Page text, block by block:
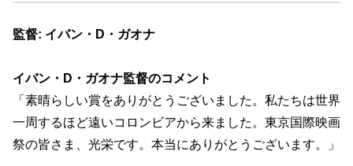
監督: イバン・D・ガオナ
イバン・D・ガオナ監督のコメント
「素晴らしい賞をありがとうございました。 私たちは世界
一周するほど遠いコロンビアから来ました。 東京国際映画
祭の皆さま、光栄です。 本当にありがとうございます。」